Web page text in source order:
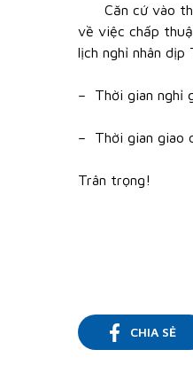
Căn cứ vào
về việc chấp
lịch nghỉ nhân dịp
– Thời gian nghỉ
– Thời gian giao
Trân trọng!
CHIA SẺ